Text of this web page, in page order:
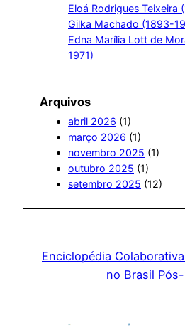
Eloá Rodrigues Teixeira
Gilka Machado (1893-
Edna Marília Lott de
1971)
Arquivos
abril 2026 (1)
março 2026 (1)
novembro 2025 (1)
outubro 2025 (1)
setembro 2025 (12)
Enciclopédia
no Brasil